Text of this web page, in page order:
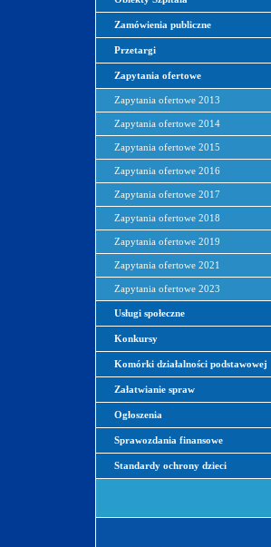
Zamówienia publiczne
Przetargi
Zapytania ofertowe
Zapytania ofertowe 2013
Zapytania ofertowe 2014
Zapytania ofertowe 2015
Zapytania ofertowe 2016
Zapytania ofertowe 2017
Zapytania ofertowe 2018
Zapytania ofertowe 2019
Zapytania ofertowe 2021
Zapytania ofertowe 2023
Usługi społeczne
Konkursy
Komórki działalności podstawowej
Załatwianie spraw
Ogłoszenia
Sprawozdania finansowe
Standardy ochrony dzieci